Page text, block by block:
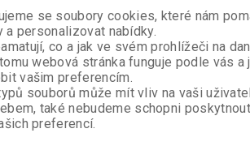


Skladem:3
výrobek
se soubory cookies, které nám
personalizovat nabídky.
co a jak ve svém prohlížeči na
webová stránka funguje podle vás a
vašim preferencím.
souborů může mít vliv na vaši
také nebudeme schopni
preferencí.